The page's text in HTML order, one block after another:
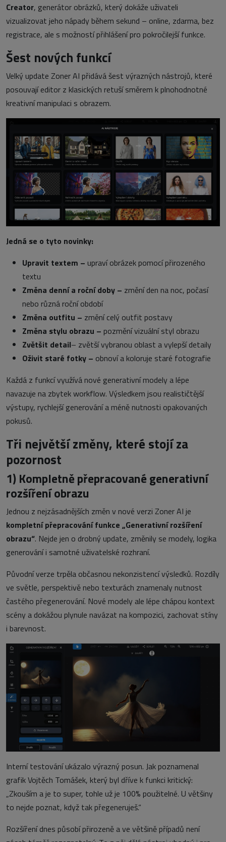
Creator, generátor obrázků, který dokáže uživateli
vizualizovat jeho nápady během sekund – online, zdarma, bez
registrace, ale s možností přihlášení pro pokročilejší funkce.
Šest nových funkcí
Velký update Zoner AI přidává šest výrazných nástrojů, které
posouvají editor z klasických retuší směrem k plnohodnotné
kreativní manipulaci s obrazem.
Jedná se o tyto novinky:
Upravit textem – upraví obrázek pomocí přirozeného
textu
Změna denní a roční doby – změní den na noc, počasí
nebo různá roční období
Změna outfitu – změní celý outfit postavy
Změna stylu obrazu – pozmění vizuální styl obrazu
Zvětšit detail– zvětší vybranou oblast a vylepší detaily
Oživit staré fotky – obnoví a koloruje staré fotografie
Každá z funkcí využívá nové generativní modely a lépe
navazuje na zbytek workflow. Výsledkem jsou realističtější
výstupy, rychlejší generování a méně nutnosti opakovaných
pokusů.
Tři největší změny, které stojí za
pozornost
1) Kompletně přepracované generativní
rozšíření obrazu
Jednou z nejzásadnějších změn v nové verzi Zoner AI je
kompletní přepracování funkce „Generativní rozšíření
obrazu“. Nejde jen o drobný update, změnily se modely, logika
generování i samotné uživatelské rozhraní.
Původní verze trpěla občasnou nekonzistencí výsledků. Rozdíly
ve světle, perspektivě nebo texturách znamenaly nutnost
častého přegenerování. Nové modely ale lépe chápou kontext
scény a dokážou plynule navázat na kompozici, zachovat stíny
i barevnost.
Interní testování ukázalo výrazný posun. Jak poznamenal
grafik Vojtěch Tomášek, který byl dříve k funkci kritický:
„Zkouším a je to super, tohle už je 100% použitelné. U většiny
to nejde poznat, když tak přegeneruješ.“
Rozšíření dnes působí přirozeně a ve většině případů není